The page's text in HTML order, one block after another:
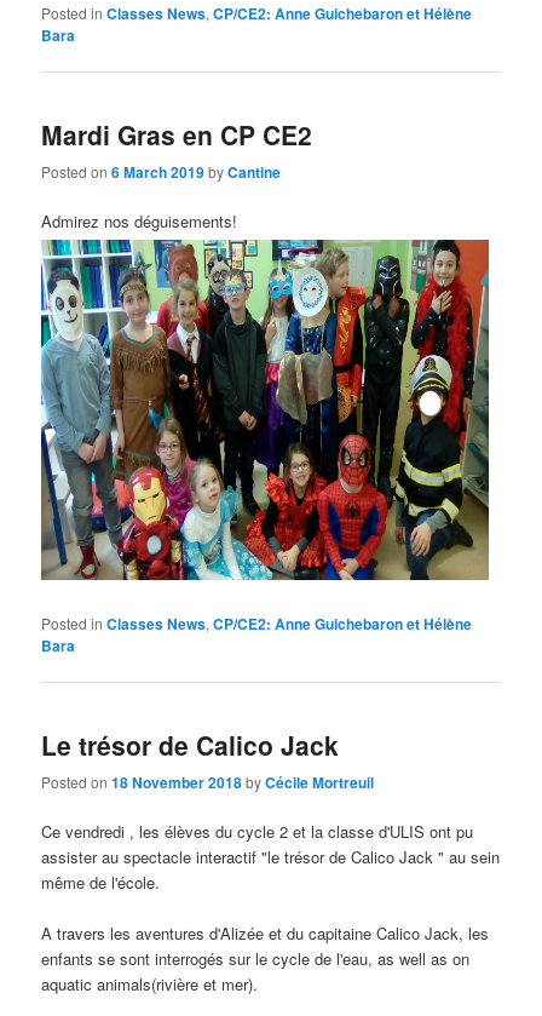
Posted in Classes News,CP/CE2: Anne Guichebaron et Hélène
Bara
Mardi Gras en CP CE2
Posted on6 March 2019byCantine
Admirez nos déguisements!
Posted in Classes News,CP/CE2: Anne Guichebaron et Hélène
Bara
Le trésor de Calico Jack
Posted on18 November 2018byCécile Mortreuil
Ce vendredi , les élèves du cycle 2et la classe d'ULIS ont pu
assister au spectacle interactif "le trésor de Calico Jack "au sein
même de l'école.
A travers les aventures d'Alizée et du capitaine Calico Jack,les
enfants se sont interrogés sur le cycle de l'eau, as well as on
aquatic animals(rivière et mer).